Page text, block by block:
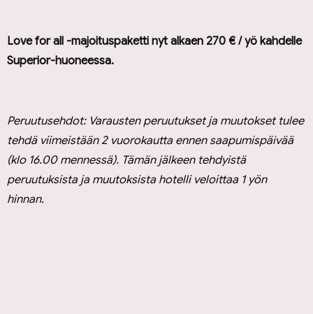
Love for all -majoituspaketti nyt alkaen 270 € / yö kahdelle
Superior-huoneessa.
Peruutusehdot: Varausten peruutukset ja muutokset tulee
tehdä viimeistään 2 vuorokautta ennen saapumispäivää
(klo 16.00 mennessä). Tämän jälkeen tehdyistä
peruutuksista ja muutoksista hotelli veloittaa 1 yön
hinnan.